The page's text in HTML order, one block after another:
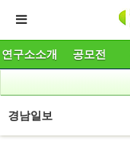
연구소소개 공모전
경남일보